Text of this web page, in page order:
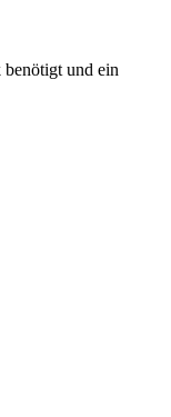
und ein